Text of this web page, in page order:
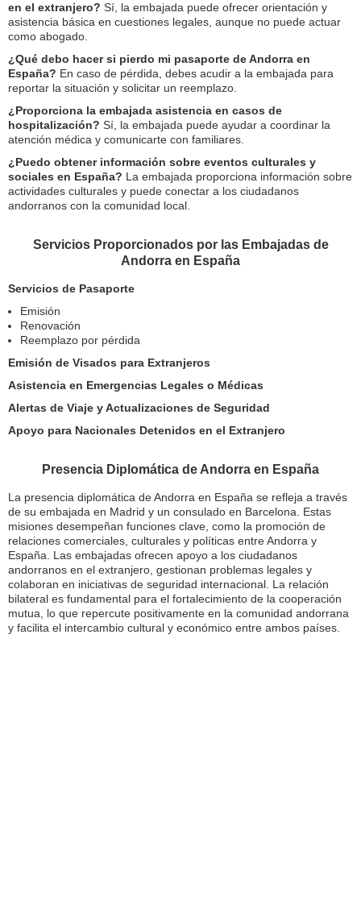
en el extranjero? Sí, la embajada puede ofrecer orientación y
asistencia básica en cuestiones legales, aunque no puede actuar
como abogado.
¿Qué debo hacer si pierdo mi pasaporte de Andorra en
España? En caso de pérdida, debes acudir a la embajada para
reportar la situación y solicitar un reemplazo.
¿Proporciona la embajada asistencia en casos de
hospitalización? Sí, la embajada puede ayudar a coordinar la
atención médica y comunicarte con familiares.
¿Puedo obtener información sobre eventos culturales y
sociales en España? La embajada proporciona información sobre
actividades culturales y puede conectar a los ciudadanos
andorranos con la comunidad local.
Servicios Proporcionados por las Embajadas de
Andorra en España
Servicios de Pasaporte
Emisión
Renovación
Reemplazo por pérdida
Emisión de Visados para Extranjeros
Asistencia en Emergencias Legales o Médicas
Alertas de Viaje y Actualizaciones de Seguridad
Apoyo para Nacionales Detenidos en el Extranjero
Presencia Diplomática de Andorra en España
La presencia diplomática de Andorra en España se refleja a través
de su embajada en Madrid y un consulado en Barcelona. Estas
misiones desempeñan funciones clave, como la promoción de
relaciones comerciales, culturales y políticas entre Andorra y
España. Las embajadas ofrecen apoyo a los ciudadanos
andorranos en el extranjero, gestionan problemas legales y
colaboran en iniciativas de seguridad internacional. La relación
bilateral es fundamental para el fortalecimiento de la cooperación
mutua, lo que repercute positivamente en la comunidad andorrana
y facilita el intercambio cultural y económico entre ambos países.